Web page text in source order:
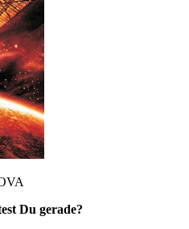
Du gerade?